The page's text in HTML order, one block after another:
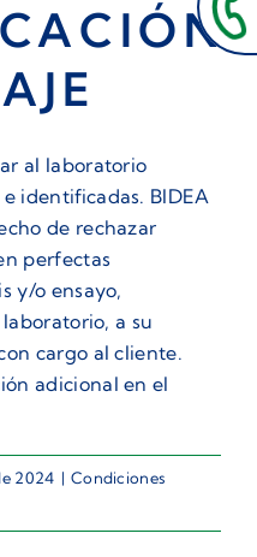
al laboratorio
identificadas. BIDEA
de rechazar
perfectas
y/o ensayo,
a su
cargo al cliente.
adicional en el
2024 | Condiciones